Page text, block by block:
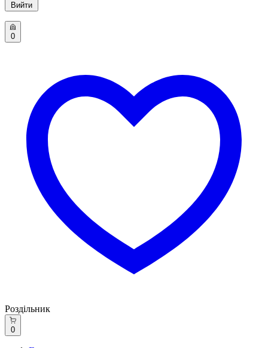
Вийти
0
Роздільник
0